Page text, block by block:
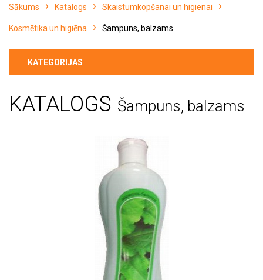
Sākums
Katalogs Skaistumkopšanai un higienai
Kosmētika un higiēna Šampuns, balzams
KATEGORIJAS
KATALOGS Šampuns, balzams